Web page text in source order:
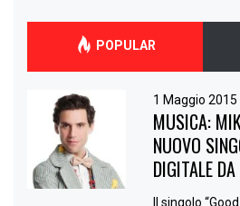
POPULAR
1 Maggio 2015
MUSICA:
NUOVO
DIGITALE
Il singolo